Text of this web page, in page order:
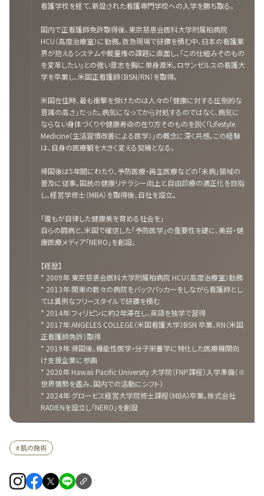
看護学校を経て、新設された看護専門学校への入学を勝ち取る。
国内で正看護師免許取得後、東京慈恵会医科大学附属柏病院
HCU（高度治療室）に勤務。救急現場で研鑽を積む中、日本の看護業
界が抱えるシステムや裁量権の課題に直面し、「この仕組みそのもの
を変革したい」との強い意志を胸に単身渡米。ロサンゼルスの看護大
学を卒業し、米国正看護師（BSN/RN）を取得。
米国在住時、最も衝撃を受けたのは人々の「健康に対する圧倒的な
意識の高さ」だった。病気になってから対処するのではなく、病気に
ならない身体づくりや健康寿命の在り方そのものを説く「Lifestyle
Medicine（生活習慣改善による医学）」の概念に深く共感。この経験
は、自身の医療観を大きく変える契機となる。
帰国後は5年間にわたり、予防医療・再生医療などの「未病」領域の
普及に従事。国民の健康リテラシー向上と自由診療の適正化を目指
し、経営学修士（MBA）を取得後、自社を設立。
「誰もが自律した健康美を育める社会を」
自らの闘病と、米国で確信した「予防医学」の重要性を礎に、美容・健
康医療メディア「NERO」を創設。
【経歴】
* 2009年 東京慈恵会医科大学附属柏病院 HCU（高度治療室）勤務
* 2013年 関東の数々の病院をバックパッカーをしながら看護師とし
ては異例なフリースタイルで研鑽を積む
* 2014年 フィリピンに約2年滞在し、英語を独学で習得
* 2017年 ANGELES COLLEGE（米国看護大学）BSN 卒業、RN（米国
正看護師免許）取得
* 2019年 帰国後、機能性医学・分子栄養学に特化した医療機関向
け支援企業に参画
* 2020年 Hawaii Pacific University 大学院（FNP課程）入学準備（※
世界情勢を鑑み、国内での活動にシフト）
* 2024年 グロービス経営大学院修士課程（MBA）卒業。株式会社
RADIENを設立し「NERO」を創設
# 肌の施術